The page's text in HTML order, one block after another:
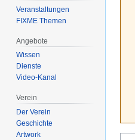
Veranstaltungen
FIXME Themen
Angebote
Wissen
Dienste
Video-Kanal
Verein
Der Verein
Geschichte
Artwork